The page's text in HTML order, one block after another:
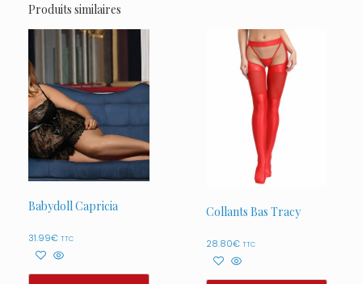
Produits similaires
Babydoll Capricia
31.99€ TTC
Collants Bas Tracy
28.80€ TTC